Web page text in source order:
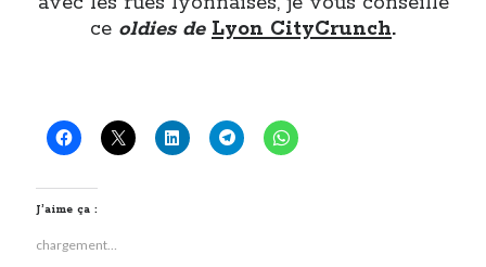
ce oldies de Lyon CityCrunch.
J’aime ça :
chargement…